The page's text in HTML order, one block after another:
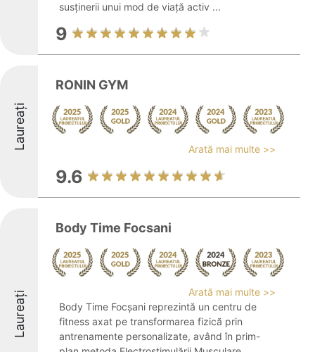
susținerii unui mod de viață activ ...
9
Laureați
RONIN GYM
Arată mai multe >>
9.6
Laureați
Body Time Focsani
Arată mai multe >>
Body Time Focșani reprezintă un centru de
fitness axat pe transformarea fizică prin
antrenamente personalizate, având în prim-